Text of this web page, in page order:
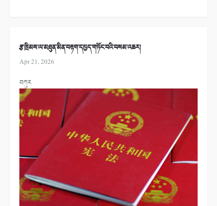
རྩ་ཁྲིམས་ལ་མཐུན་མིན་བརྟག་དཔྱད་གཏོང་བའི་བསམ་འཆར།
Apr 21, 2026
བཀུར